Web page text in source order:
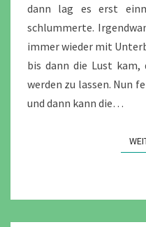
dann lag es erst
schlummerte.
immer wieder mit
bis dann die Lust
werden zu lassen. Nun
und dann kann die…